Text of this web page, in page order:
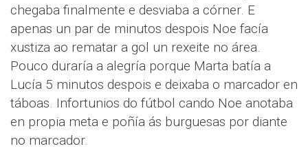
chegaba finalmente e desviaba a córner. E
apenas un par de minutos despois Noe facía
xustiza ao rematar a gol un rexeite no área.
Pouco duraría a alegría porque Marta batía a
Lucía 5 minutos despois e deixaba o marcador en
táboas. Infortunios do fútbol cando Noe anotaba
en propia meta e poñía ás burguesas por diante
no marcador.